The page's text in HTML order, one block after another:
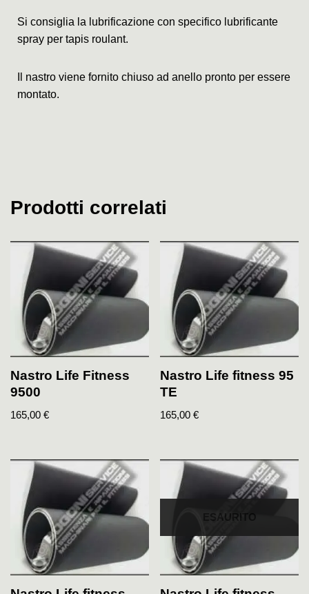
Si consiglia la lubrificazione con specifico lubrificante
spray per tapis roulant.
Il nastro viene fornito chiuso ad anello pronto per essere
montato.
Prodotti correlati
Nastro Life Fitness
9500
165,00 €
Nastro Life fitness 95
TE
165,00€
ESAURITO